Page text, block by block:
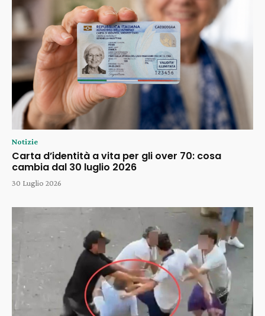
Notizie
Carta d’identità a vita per gli over 70: cosa
cambia dal 30 luglio 2026
30 Luglio 2026